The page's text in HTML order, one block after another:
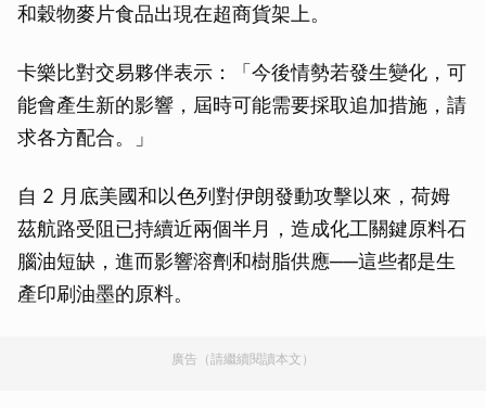
和穀物麥片食品出現在超商貨架上。
卡樂比對交易夥伴表示：「今後情勢若發生變化，可
能會產生新的影響，屆時可能需要採取追加措施，請
求各方配合。」
自 2 月底美國和以色列對伊朗發動攻擊以來，荷姆
茲航路受阻已持續近兩個半月，造成化工關鍵原料石
腦油短缺，進而影響溶劑和樹脂供應──這些都是生
產印刷油墨的原料。
廣告（請繼續閱讀本文）